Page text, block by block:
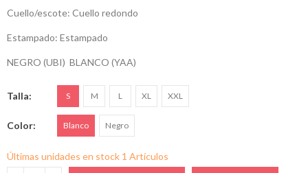
Cuello/escote: Cuello redondo
Estampado: Estampado
NEGRO (UBI) BLANCO (YAA)
Talla S M L XL XXL
Color Blanco Negro
Últimas unidades en stock 1 Artículos